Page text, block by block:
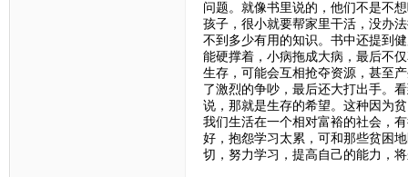
问题。就像书里说的，他们不是不
孩子，很小就要帮家里干活，没办
不到多少有用的知识。书中还提到
能硬撑着，小病拖成大病，最后不
生存，可能会互相抢夺资源，甚至
了激烈的争吵，最后还大打出手。
说，那就是生存的希望。这种因为
我们生活在一个相对富裕的社会，
好，抱怨学习太累，可和那些贫困
切，努力学习，提高自己的能力，